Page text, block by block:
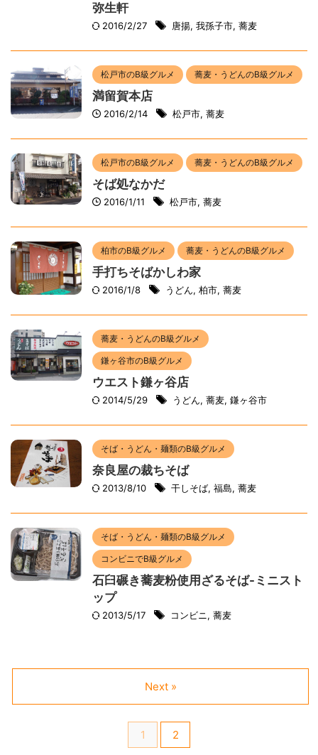
弥生軒
2016/2/27 唐揚, 我孫子市, 蕎麦
松戸市のB級グルメ 蕎麦・うどんのB級グルメ
満留賀本店
2016/2/14 松戸市, 蕎麦
松戸市のB級グルメ 蕎麦・うどんのB級グルメ
そば処なかだ
2016/1/11 松戸市, 蕎麦
柏市のB級グルメ 蕎麦・うどんのB級グルメ
手打ちそばかしわ家
2016/1/8 うどん, 柏市, 蕎麦
蕎麦・うどんのB級グルメ
鎌ヶ谷市のB級グルメ
ウエスト鎌ヶ谷店
2014/5/29 うどん, 蕎麦, 鎌ヶ谷市
そば・うどん・麺類のB級グルメ
奈良屋の裁ちそば
2013/8/10 干しそば, 福島, 蕎麦
そば・うどん・麺類のB級グルメ
コンビニでB級グルメ
石臼碾き蕎麦粉使用ざるそば-ミニスト
ップ
2013/5/17 コンビニ , 蕎麦
1 2
Next »